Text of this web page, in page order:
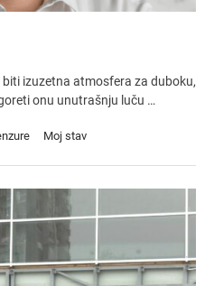
izuzetna atmosfera za duboku,
onu unutrašnju luču …
Moj stav